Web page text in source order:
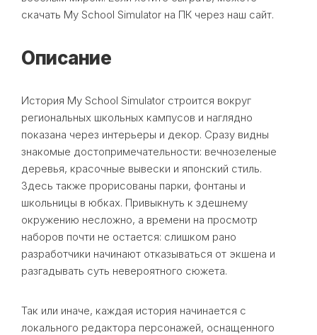
скачать My School Simulator на ПК через наш сайт.
Описание
История My School Simulator строится вокруг
региональных школьных кампусов и наглядно
показана через интерьеры и декор. Сразу видны
знакомые достопримечательности: вечнозеленые
деревья, красочные вывески и японский стиль.
Здесь также прорисованы парки, фонтаны и
школьницы в юбках. Привыкнуть к здешнему
окружению несложно, а времени на просмотр
наборов почти не остается: слишком рано
разработчики начинают отказываться от экшена и
разгадывать суть невероятного сюжета.
Так или иначе, каждая история начинается с
локального редактора персонажей, оснащенного